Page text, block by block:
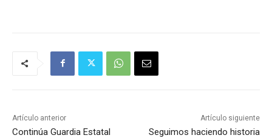
Artículo anterior
Continúa Guardia Estatal
Artículo siguiente
Seguimos haciendo historia